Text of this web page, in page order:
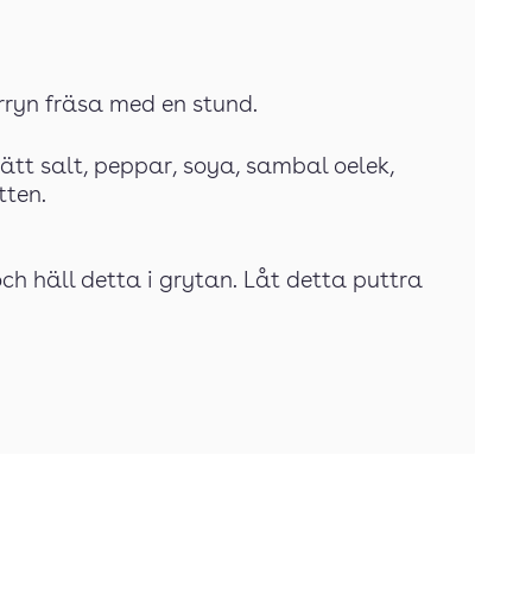
fräsa med en stund.
salt, peppar, soya, sambal oelek,
häll detta i grytan. Låt detta puttra